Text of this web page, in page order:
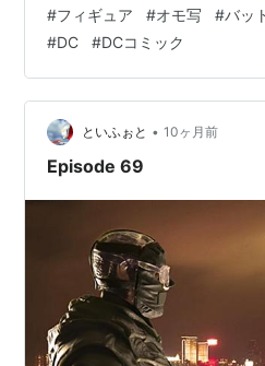
#フィギュア #オモ写 #バッ
#DC #DCコミック
といふぉと • 10ヶ月前
Episode 69